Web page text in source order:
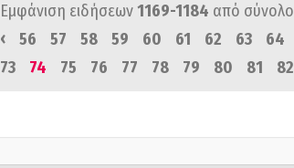
Εμφάνιση ειδήσεων1169-1184 από σύνολο
‹
56 57 58 59 60 61 62 63 64
73
74 75 76 77 78 79 80 81 82